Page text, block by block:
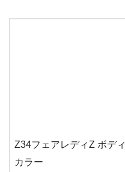
Z34フェアレディZ ボディ
カラー